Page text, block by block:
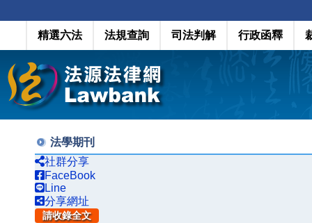
精選六法 法規查詢 司法判解 行政函釋
法學期刊
社群分享
FaceBook
Line
分享網址
請收錄全文